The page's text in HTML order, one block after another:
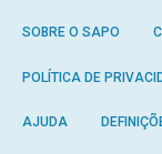
SOBRE O SAPO
POLÍTICA DE
AJUDA